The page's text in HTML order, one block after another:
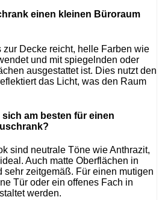
einen kleinen Büroraum
zur Decke reicht, helle Farben wie
und mit spiegelnden oder
ausgestattet ist. Dies nutzt den
das Licht, was den Raum
am besten für einen
sind neutrale Töne wie Anthrazit,
Auch matte Oberflächen in
sehr zeitgemäß. Für einen mutigen
Tür oder ein offenes Fach in
werden.